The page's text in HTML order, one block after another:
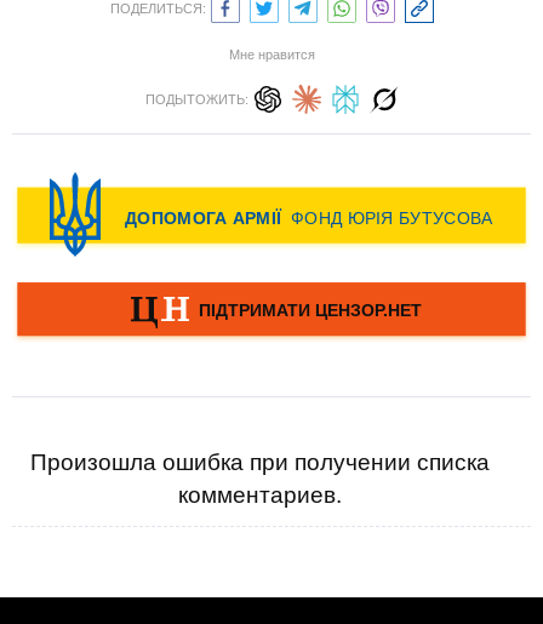
ПОДЕЛИТЬСЯ:
Мне нравится
ПОДЫТОЖИТЬ:
Произошла ошибка при получении списка
комментариев.